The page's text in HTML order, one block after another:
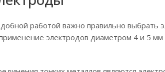
работой важно правильно выбрать
электродов диаметром 4 и 5